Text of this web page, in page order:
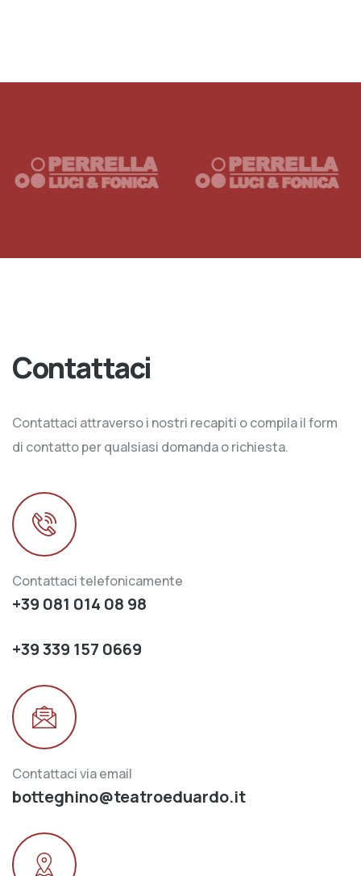
Contattaci
Contattaci attraverso i nostri recapiti o compila il form
di contatto per qualsiasi domanda o richiesta.
Contattaci telefonicamente
+39 081 014 08 98
+39 339 157 0669
Contattaci via email
botteghino@teatroeduardo.it